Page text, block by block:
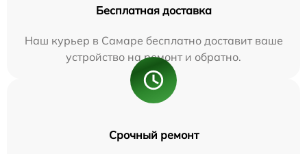
Бесплатная доставка
Наш курьер в Самаре бесплатно доставит ваше
устройство на ремонт и обратно.
Срочный ремонт